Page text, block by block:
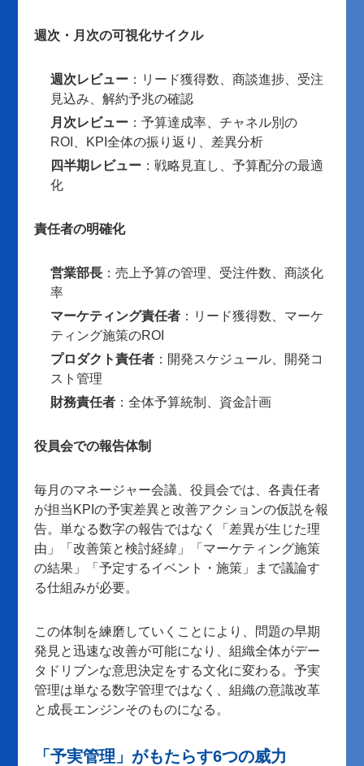
週次・月次の可視化サイクル
週次レビュー ：リード獲得数、商談進捗、受注
見込み、解約予兆の確認
月次レビュー ：予算達成率、チャネル別の
ROI、KPI全体の振り返り、差異分析
四半期レビュー ：戦略見直し、予算配分の最適
化
責任者の明確化
営業部長 ：売上予算の管理、受注件数、商談化
率
マーケティング責任者 ：リード獲得数、マーケ
ティング施策のROI
プロダクト責任者 ：開発スケジュール、開発コ
スト管理
財務責任者 ：全体予算統制、資金計画
役員会での報告体制
毎月のマネージャー会議、役員会では、各責任者
が担当KPIの予実差異と改善アクションの仮説を報
告。単なる数字の報告ではなく「差異が生じた理
由」「改善策と検討経緯」「マーケティング施策
の結果」「予定するイベント・施策」まで議論す
る仕組みが必要。
この体制を練磨していくことにより、問題の早期
発見と迅速な改善が可能になり、組織全体がデー
タドリブンな意思決定をする文化に変わる。予実
管理は単なる数字管理ではなく、組織の意識改革
と成長エンジンそのものになる。
「予実管理」がもたらす6つの威力